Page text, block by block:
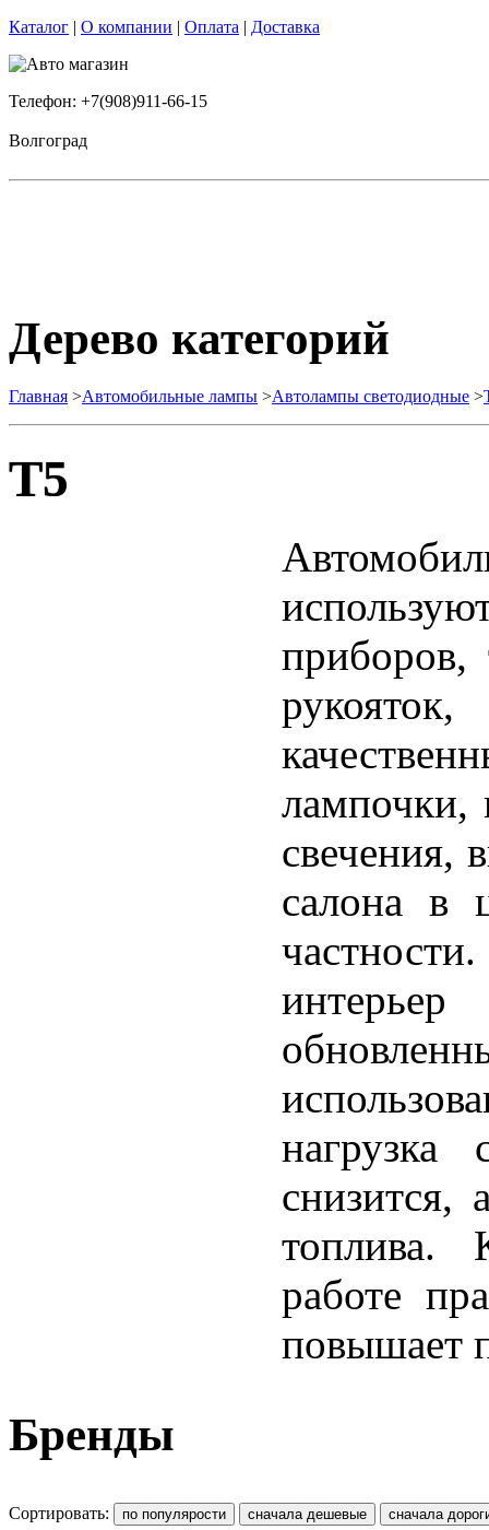
Каталог | О компании | Оплата | Доставка
Телефон: +7(908)911-66-15
Волгоград
Дерево категорий
Главная >Автомобильные лампы >Автолампы светодиодные >
T5
лампочки,
свечения,
салона в
нагрузка
снизится,
топлива.
работе
повышает
Бренды
Сортировать: